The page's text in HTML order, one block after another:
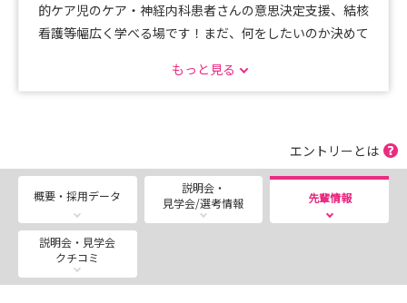
的ケア児のケア・神経内科患者さんの意思決定支援、結核
看護等幅広く学べる場です！まだ、何をしたいのか決めて
「じっくりと」学べます。人に向き合い看護師としての基
もっと見る
エントリーとは
概要・採用データ
説明会・
見学会/選考情報
先輩情報
説明会・見学会
クチコミ